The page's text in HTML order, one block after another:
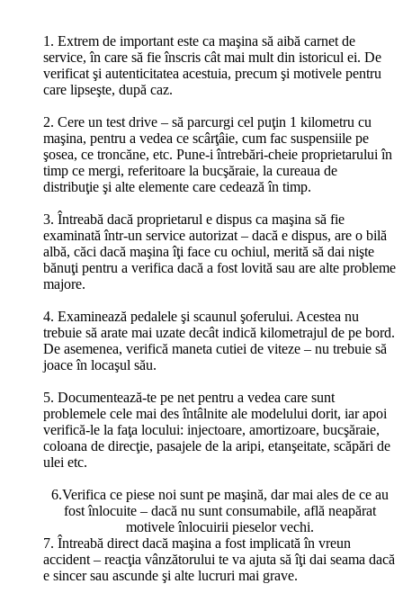
1. Extrem de important este ca maşina să aibă carnet de
service, în care să fie înscris cât mai mult din istoricul ei. De
verificat şi autenticitatea acestuia, precum şi motivele pentru
care lipseşte, după caz.
2. Cere un test drive – să parcurgi cel puţin 1 kilometru cu
maşina, pentru a vedea ce scârţâie, cum fac suspensiile pe
şosea, ce troncăne, etc. Pune-i întrebări-cheie proprietarului în
timp ce mergi, referitoare la bucşăraie, la cureaua de
distribuţie şi alte elemente care cedează în timp.
3. Întreabă dacă proprietarul e dispus ca maşina să fie
examinată într-un service autorizat – dacă e dispus, are o bilă
albă, căci dacă maşina îţi face cu ochiul, merită să dai nişte
bănuţi pentru a verifica dacă a fost lovită sau are alte probleme
majore.
4. Examinează pedalele şi scaunul şoferului. Acestea nu
trebuie să arate mai uzate decât indică kilometrajul de pe bord.
De asemenea, verifică maneta cutiei de viteze – nu trebuie să
joace în locaşul său.
5. Documentează-te pe net pentru a vedea care sunt
problemele cele mai des întâlnite ale modelului dorit, iar apoi
verifică-le la faţa locului: injectoare, amortizoare, bucşăraie,
coloana de direcţie, pasajele de la aripi, etanşeitate, scăpări de
ulei etc.
6.Verifica ce piese noi sunt pe maşină, dar mai ales de ce au
fost înlocuite – dacă nu sunt consumabile, află neapărat
motivele înlocuirii pieselor vechi.
7. Întreabă direct dacă maşina a fost implicată în vreun
accident – reacţia vânzătorului te va ajuta să îţi dai seama dacă
e sincer sau ascunde şi alte lucruri mai grave.